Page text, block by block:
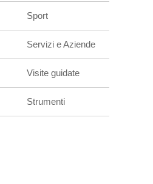
Sport
Servizi e Aziende
Visite guidate
Strumenti